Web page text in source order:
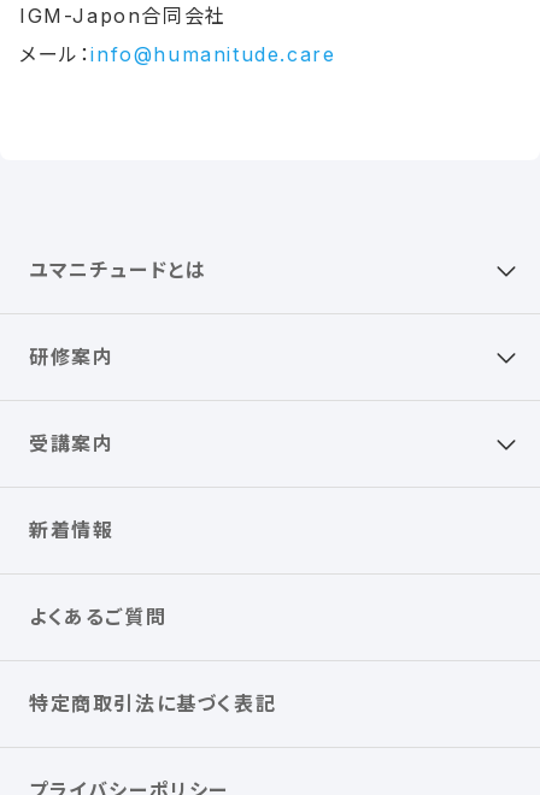
IGM-Japon合同会社
メール：info@humanitude.care
ユマニチュードとは
研修案内
受講案内
新着情報
よくあるご質問
特定商取引法に基づく表記